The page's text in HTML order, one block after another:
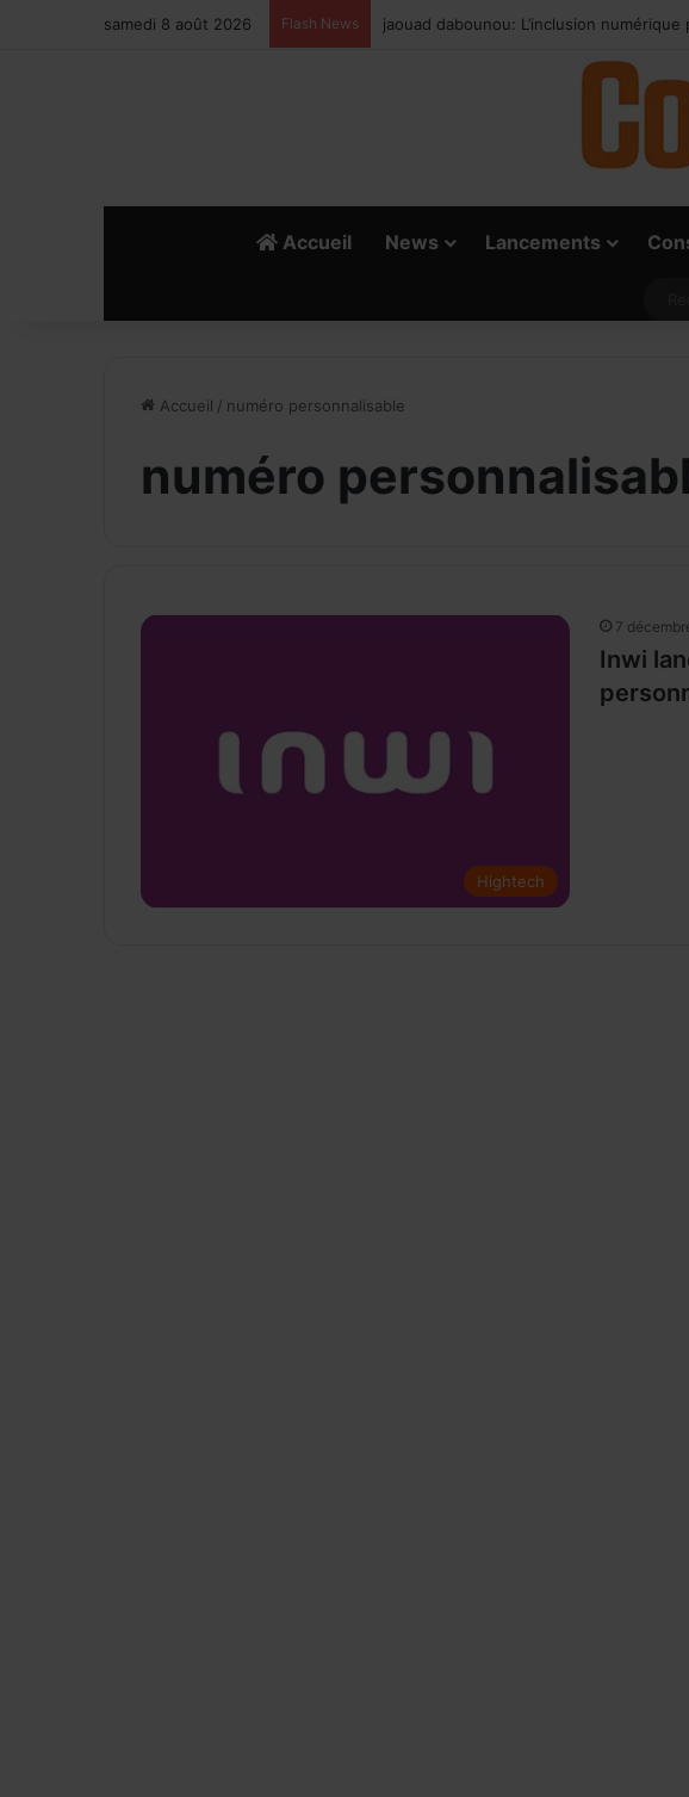
samedi 8 août 2026 Flash News Ismail Bellali : Le vrai défi du paiement
Accueil News Lancements
Accueil / numéro personnalisable
numéro
Hightech
7
Inwi